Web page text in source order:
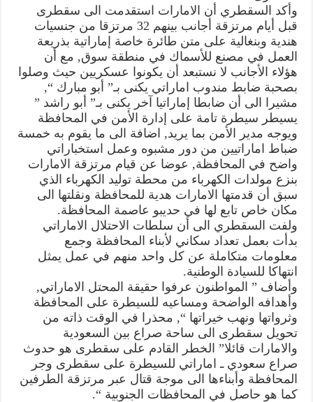
وأكد السقطري أن الامارات استقدمت الى سقطرى
قبل أيام مرتزقة أجانب بينهم 32 مرتزقا من جنسيات
هندية وبنغالية على متن طائرة خاصة إماراتية بذريعة
العمل في مصنع للأسماك في منطقة سوق, مع أن
هؤلاء الأجانب لا نستبعد أن يكونوا عسكريين حيث وصلوا
بصحبة ضابط مندوب اماراتي يكنى بـ” أبو مبارك “,
مشيرا الى أن ضابطا إماراتيا آخر يكنى بـ” أبو راشد ”
يسيطر سيطرة تامة على إدارة الأمن في المحافظة
ويوجه مدير الأمن بما يريد, اضافة الى ما يقوم به خمسة
ضباط اماراتيين من دور مشبوه وعمل استخباراتي
واضح في المحافظة, عوضا عن قيام مرتزقة الامارات
بنزع مولدات الكهرباء من محطة توليد الكهرباء الذي
سبق أن قدمتها الامارات هدية للمحافظة ونقلتها الى
مكان خاص تابع لها في حديبو عاصمة المحافظة.
ولفت السقطري الى أن سلطات الاحتلال الاماراتي
بدأت بعمل تعداد سكاني لأبناء المحافظة وجمع
معلومات متكاملة عن كل واحد منهم في عمل يمثل
انتهاكا للسيادة الوطنية.
وأضاف ” المواطنون عرفوا حقيقة المحتل الاماراتي,
وأهدافه الواضحة ومساعيه للسيطرة على المحافظة
وثرواتها ونهب خيراتها “, محذرا في الوقت ذاته من
تحويل سقطرى الى ساحة صراع بين السعودية
والامارات قائلا” الخطر القادم على سقطرى هو حدوث
صراع سعودي ـ اماراتي للسيطرة على سقطرى وجر
المحافظة وأبناءها الى موجة قتال عبر مرتزقة الطرفين
كما هو حاصل في المحافظات الجنوبية “.